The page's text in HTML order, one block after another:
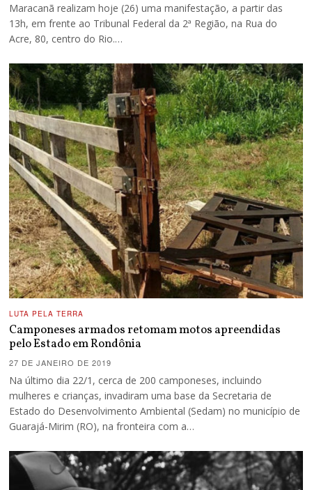
Maracanã realizam hoje (26) uma manifestação, a partir das
13h, em frente ao Tribunal Federal da 2ª Região, na Rua do
Acre, 80, centro do Rio.…
LUTA PELA TERRA
Camponeses armados retomam motos apreendidas
pelo Estado em Rondônia
27 DE JANEIRO DE 2019
Na último dia 22/1, cerca de 200 camponeses, incluindo
mulheres e crianças, invadiram uma base da Secretaria de
Estado do Desenvolvimento Ambiental (Sedam) no município de
Guarajá-Mirim (RO), na fronteira com a…